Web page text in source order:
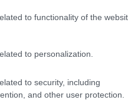
to functionality of the
to personalization.
to security, including
and other user protection.
viaje de cuero hecha